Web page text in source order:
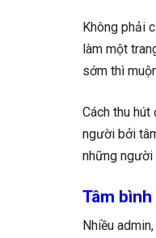
Không phải
làm một
sớm thì
Cách thu
người bởi
những người
Tâm
Nhiều